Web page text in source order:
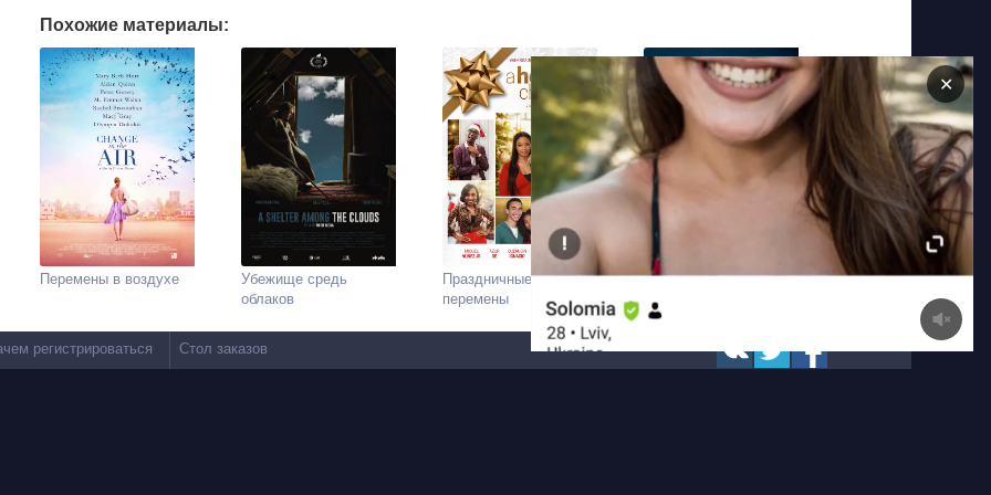
Похожие материалы:
Надя, Баттерфляй
Праздничные
перемены
Убежище средь
облаков
Перемены в воздухе
регистрироваться Стол заказов
✕